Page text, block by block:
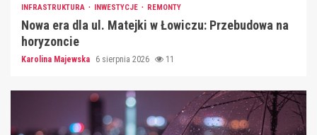
INFRASTRUKTURA INWESTYCJE REMONTY
Nowa era dla ul. Matejki w Łowiczu: Przebudowa na
horyzoncie
Karolina Majewska 6 sierpnia 2026 11